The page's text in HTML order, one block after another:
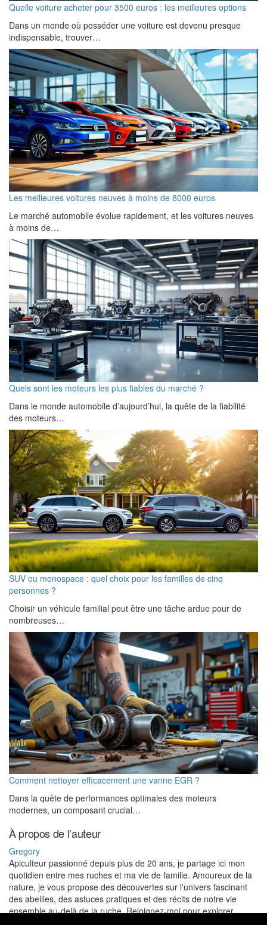
Quelle voiture acheter pour 3500 euros : les meilleures options
Dans un monde où posséder une voiture est devenu presque
indispensable, trouver…
Les meilleures voitures neuves à moins de 8000 euros
Le marché automobile évolue rapidement, et les voitures neuves
à moins de…
Quels sont les moteurs les plus fiables du marché ?
Dans le monde automobile d’aujourd’hui, la quête de la fiabilité
des moteurs…
SUV ou monospace : quel choix pour les familles de cinq
personnes ?
Choisir un véhicule familial peut être une tâche ardue pour de
nombreuses…
Comment nettoyer efficacement une vanne EGR ?
Dans la quête de performances optimales des moteurs
modernes, un composant crucial…
À propos de l’auteur
Gregory
Apiculteur passionné depuis plus de 20 ans, je partage ici mon
quotidien entre mes ruches et ma vie de famille. Amoureux de la
nature, je vous propose des découvertes sur l'univers fascinant
des abeilles, des astuces pratiques et des récits de notre vie
ensemble au-delà de la ruche. Rejoignez-moi pour explorer